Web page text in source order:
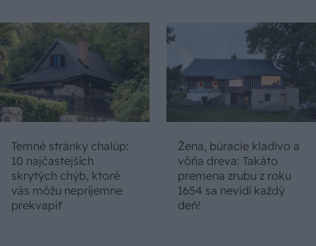
Temné stránky chalúp:
10 najčastejších
skrytých chýb, ktoré
vás môžu nepríjemne
prekvapiť
Žena, búracie kladivo a
vôňa dreva: Takáto
premena zrubu z roku
1654 sa nevidí každý
deň!